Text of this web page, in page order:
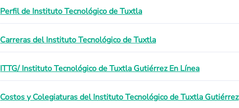
Perfil de Instituto Tecnológico de Tuxtla
Carreras del Instituto Tecnológico de Tuxtla
ITTG/ Instituto Tecnológico de Tuxtla Gutiérrez En Línea
Costos y Colegiaturas del Instituto Tecnológico de Tuxtla Gutiérrez